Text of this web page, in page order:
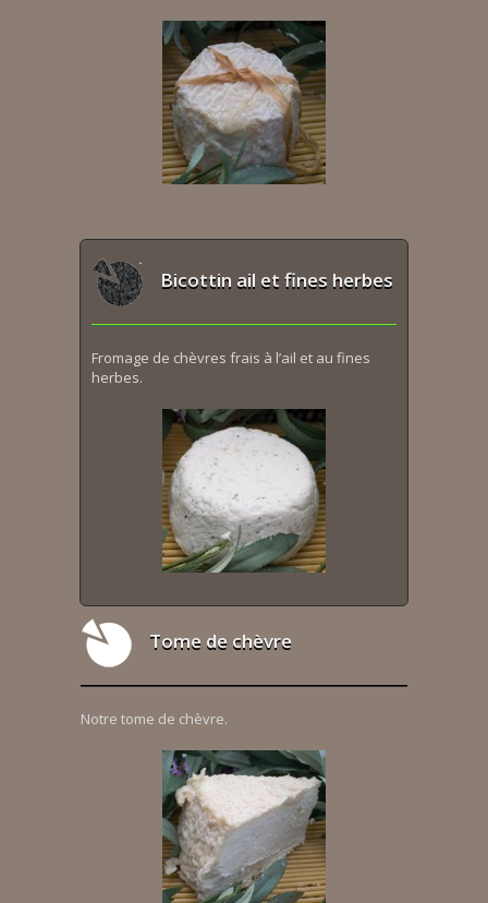
Bicottin ail et fines herbes
Fromage de chèvres frais à l’ail et au fines
herbes.
Tome de chèvre
Notre tome de chèvre.